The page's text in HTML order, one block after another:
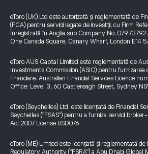
eToro (UK) Ltd este autorizată și reglementată de
(FCA) pentru servicii legate de investiții, cu Firm
Înregistrată în Anglia sub Company No.
One Canada Square, Canary Wharf, London E14
eToro AUS Capital Limited este reglementată de
Investments Commission (ASIC) pentru furnizarea
financiare. Australian Financial Services Licence
Office: Level 3, 60 Castlereagh Street, Sydney
eToro (Seychelles) Ltd. este licențiată de Financial
Seychelles ("FSAS") pentru a furniza servicii
Act 2007 License #SD076
eToro (ME) Limited este licențiată și reglementată de
Regulatory Authority ("FSRA") a Abu Dhabi Global